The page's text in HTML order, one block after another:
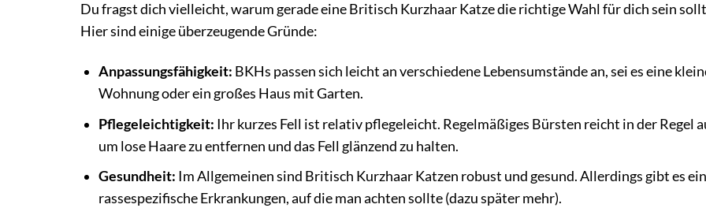
Du fragst dich vielleicht, warum gerade eine Britisch Kurzhaar Katze die richtige Wahl für dich sein
Hier sind einige überzeugende Gründe:
Anpassungsfähigkeit: BKHs passen sich leicht an verschiedene Lebensumstände an, sei es eine
Wohnung oder ein großes Haus mit Garten.
Pflegeleichtigkeit: Ihr kurzes Fell ist relativ pflegeleicht. Regelmäßiges Bürsten reicht in der Regel
um lose Haare zu entfernen und das Fell glänzend zu halten.
Gesundheit: Im Allgemeinen sind Britisch Kurzhaar Katzen robust und gesund. Allerdings gibt es
rassespezifische Erkrankungen, auf die man achten sollte (dazu später mehr).